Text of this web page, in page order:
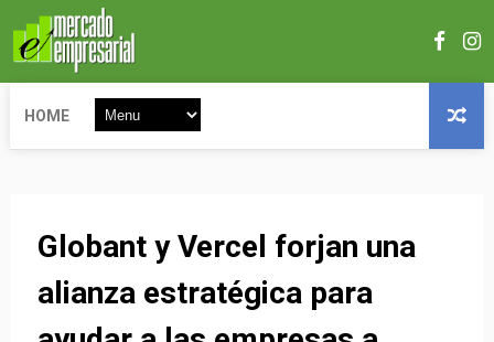
HOME
Globant y Vercel forjan una
alianza estratégica para